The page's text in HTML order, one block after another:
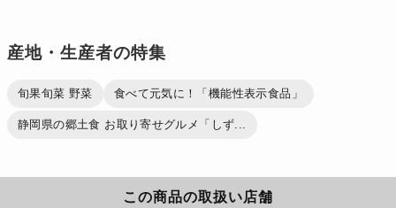
産地・生産者の特集
旬果旬菜 野菜 食べて元気に！「機能性表示食品」
静岡県の郷土食 お取り寄せグルメ「しず...
この商品の取扱い店舗